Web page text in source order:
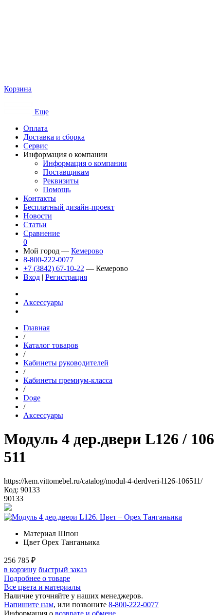
Корзина
Еще
Оплата
Доставка и сборка
Сервис
Информация о компании
Информация о компании
Поставщикам
Реквизиты
Помощь
Контакты
Бесплатный дизайн-проект
Новости
Статьи
Сравнение
0
Мой город — Кемерово
8-800-222-0077
+7 (3842) 67-10-22 — Кемерово
Вход | Регистрация
Аксессуары
Главная
/
Каталог товаров
/
Кабинеты руководителей
/
Кабинеты премиум-класса
/
Doge
/
Аксессуары
Модуль 4 дер.двери L126 / 106
511
https://kem.vittomebel.ru/catalog/modul-4-derdveri-l126-106511/
Код: 90133
90133
Материал Шпон
Цвет Орех Танганьика
256 785 ₽
в корзину быстрый заказ
Подробнее о товаре
Все цвета и материалы
Наличие уточняйте у наших менеджеров.
Напишите нам, или позвоните 8-800-222-0077
Информация о возврате и обмене